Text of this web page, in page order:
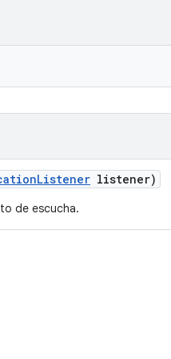
Listener listener)
de escucha.